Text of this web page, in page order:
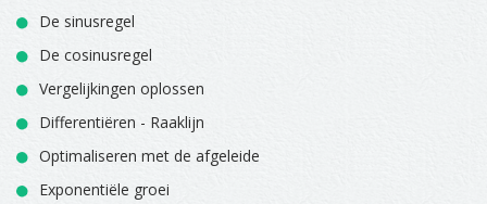
De sinusregel
De cosinusregel
Vergelijkingen oplossen
Differentiëren - Raaklijn
Optimaliseren met de afgeleide
Exponentiële groei